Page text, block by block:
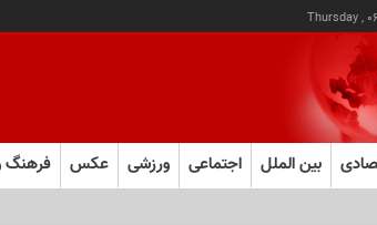
Thursday ,
بین الملل اجتماعی ورزشی عکس فرهنگ